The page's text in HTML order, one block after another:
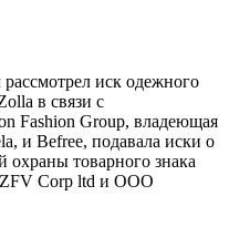
иск одежного
в связи с
Fashion Group, владеющая
и Befree, подавала иски о
товарного знака
Corp ltd и ООО